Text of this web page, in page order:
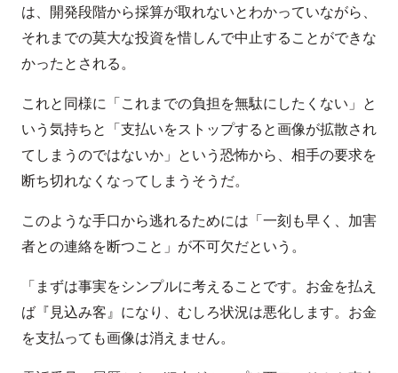
は、開発段階から採算が取れないとわかっていながら、
それまでの莫大な投資を惜しんで中止することができな
かったとされる。
これと同様に「これまでの負担を無駄にしたくない」と
いう気持ちと「支払いをストップすると画像が拡散され
てしまうのではないか」という恐怖から、相手の要求を
断ち切れなくなってしまうそうだ。
このような手口から逃れるためには「一刻も早く、加害
者との連絡を断つこと」が不可欠だという。
「まずは事実をシンプルに考えることです。お金を払え
ば『見込み客』になり、むしろ状況は悪化します。お金
を支払っても画像は消えません。